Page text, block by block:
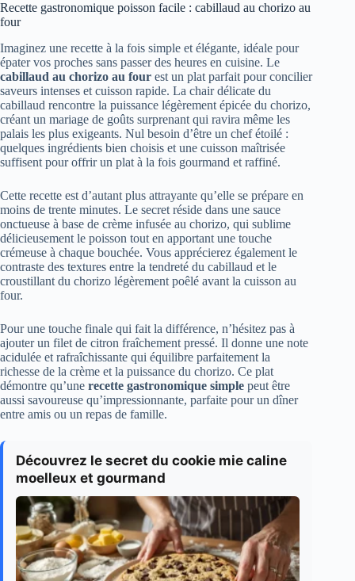
Recette gastronomique poisson facile : cabillaud au chorizo au
four
Imaginez une recette à la fois simple et élégante, idéale pour
épater vos proches sans passer des heures en cuisine. Le
cabillaud au chorizo au four est un plat parfait pour concilier
saveurs intenses et cuisson rapide. La chair délicate du
cabillaud rencontre la puissance légèrement épicée du chorizo,
créant un mariage de goûts surprenant qui ravira même les
palais les plus exigeants. Nul besoin d’être un chef étoilé :
quelques ingrédients bien choisis et une cuisson maîtrisée
suffisent pour offrir un plat à la fois gourmand et raffiné.
Cette recette est d’autant plus attrayante qu’elle se prépare en
moins de trente minutes. Le secret réside dans une sauce
onctueuse à base de crème infusée au chorizo, qui sublime
délicieusement le poisson tout en apportant une touche
crémeuse à chaque bouchée. Vous apprécierez également le
contraste des textures entre la tendreté du cabillaud et le
croustillant du chorizo légèrement poêlé avant la cuisson au
four.
Pour une touche finale qui fait la différence, n’hésitez pas à
ajouter un filet de citron fraîchement pressé. Il donne une note
acidulée et rafraîchissante qui équilibre parfaitement la
richesse de la crème et la puissance du chorizo. Ce plat
démontre qu’une recette gastronomique simple peut être
aussi savoureuse qu’impressionnante, parfaite pour un dîner
entre amis ou un repas de famille.
Découvrez le secret du cookie mie caline
moelleux et gourmand